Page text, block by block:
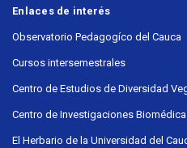
Enlaces de interés
Observatorio Pedagogíco del Cauca
Cursos intersemestrales
Centro de Estudios de Diversidad
Centro de Investigaciones
El Herbario de la Universidad del